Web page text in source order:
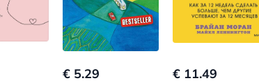
€ 5.29 € 11.49